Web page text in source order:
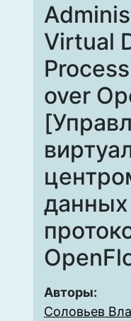
Virtual
over
Авторы:
Соловьев